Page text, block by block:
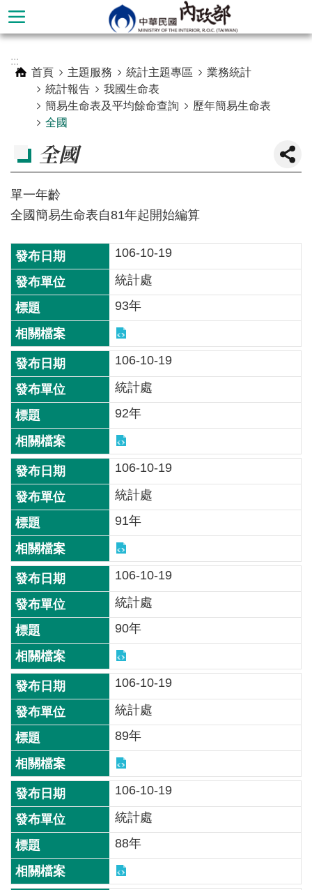
跳到主要內容區塊
階
本
部
簡
介
主
題
政
策
訊
息
快
遞
主
題
服
務
互
動
交
流
回
首
頁
網
站
導
覽
民
意
信
箱
:::
首頁
主題服務 統計主題專區
業務統計
統計報告
我國生命表
簡易生命表及平均餘命查詢
歷年簡易生命表
全國
全國
單一年齡
全國簡易生命表自81年起開始編算
106-10-19
統計處
93年
106-10-19
統計處
92年
106-10-19
統計處
91年
106-10-19
統計處
90年
106-10-19
統計處
89年
106-10-19
統計處
88年